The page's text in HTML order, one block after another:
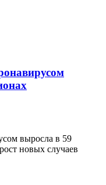
выросла в 59
новых случаев